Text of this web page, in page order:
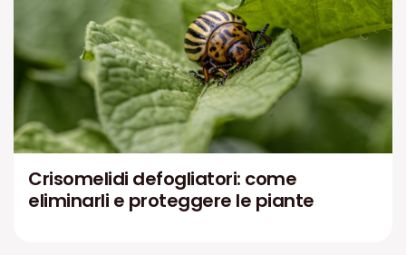
Crisomelidi defogliatori: come
eliminarli e proteggere le piante